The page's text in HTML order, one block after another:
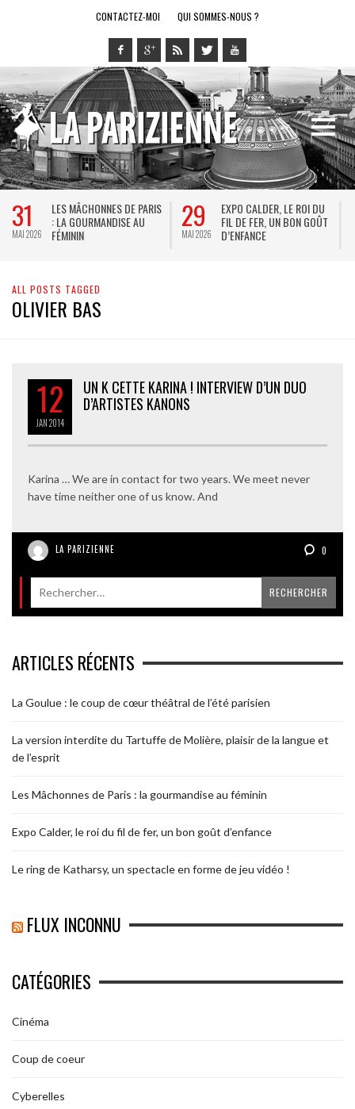
CONTACTEZ-MOI QUI SOMMES-NOUS ?
31
MAI 2026
LES MÂCHONNES DE PARIS
: LA GOURMANDISE AU
FÉMININ
29
MAI 2026
EXPO CALDER, LE ROI DU
FIL DE FER, UN BON GOÛT
D’ENFANCE
ALL POSTS TAGGED
OLIVIER BAS
12
JAN2014
UN K CETTE KARINA ! INTERVIEW D’UN DUO
D’ARTISTES KANONS
Karina … We are in contact for two years. We meet never
have time neither one of us know. And
LA PARIZIENNE 0
ARTICLES RÉCENTS
La Goulue : le coup de cœur théâtral de l’été parisien
La version interdite du Tartuffe de Molière, plaisir de la langue et
de l’esprit
Les Mâchonnes de Paris : la gourmandise au féminin
Expo Calder, le roi du fil de fer, un bon goût d’enfance
Le ring de Katharsy, un spectacle en forme de jeu vidéo !
FLUX INCONNU
CATÉGORIES
Cinéma
Coup de coeur
Cyberelles